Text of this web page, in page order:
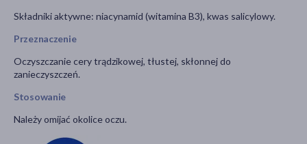
Składniki aktywne: niacynamid (witamina B3), kwas salicylowy.
Przeznaczenie
Oczyszczanie cery trądzikowej, tłustej, skłonnej do
zanieczyszczeń.
Stosowanie
Należy omijać okolice oczu.